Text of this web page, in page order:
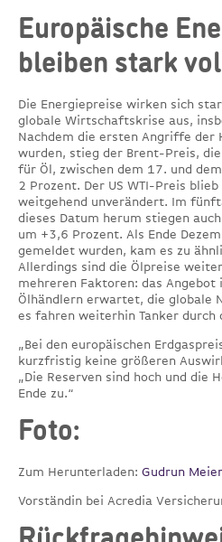
Europäische
bleiben stark
Die Energiepreise wirken sich
globale Wirtschaftskrise aus,
Nachdem die ersten Angriffe der
wurden, stieg der Brent-Preis,
für Öl, zwischen dem 17. und
2 Prozent. Der US WTI-Preis
weitgehend unverändert. Im
dieses Datum herum stiegen
um +3,6 Prozent. Als Ende
gemeldet wurden, kam es zu
Allerdings sind die Ölpreise
mehreren Faktoren: das Angebot
Ölhändlern erwartet, die globale
es fahren weiterhin Tanker durch
„Bei den europäischen
kurzfristig keine größeren
„Die Reserven sind hoch und die
Ende zu.“
Foto:
Zum Herunterladen: Gudrun
Vorständin bei Acredia